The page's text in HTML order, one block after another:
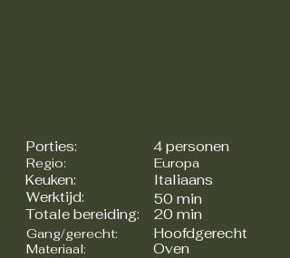
Porties: 4 personen
Regio:
Keuken:
Werktijd:
Totale bereiding:
Europa
Italiaans
50 min
20 min
Hoofdgerecht
Materiaal:
Gang/gerecht:
Oven